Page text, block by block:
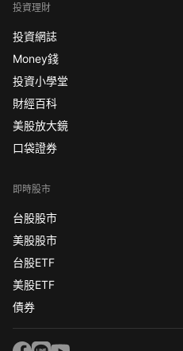
投資理財
投資網誌
Money錢
投資小學堂
財經百科
美股放大鏡
口袋證券
即時股市
台股股市
美股股市
台股ETF
美股ETF
債券